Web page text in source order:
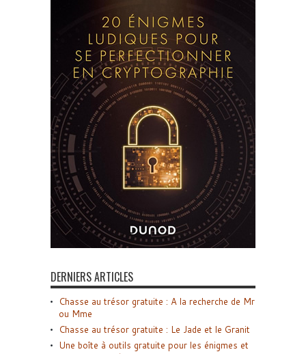
DERNIERS ARTICLES
Chasse au trésor gratuite : A la recherche de Mr
ou Mme
Chasse au trésor gratuite : Le Jade et le Granit
Une boîte à outils gratuite pour les énigmes et